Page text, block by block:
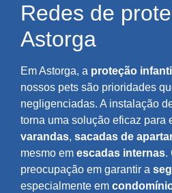
Redes de
Astorga
Em Astorga, a proteção infantil
nossos pets são prioridades
negligenciadas. A instalação
torna uma solução eficaz para
varandas, sacadas de
mesmo em escadas internas.
preocupação em garantir a
especialmente em